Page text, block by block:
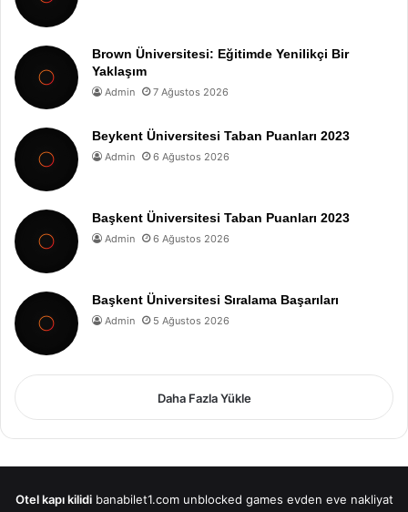
Brown Üniversitesi: Eğitimde Yenilikçi Bir
Yaklaşım
Admin 7 Ağustos 2026
Beykent Üniversitesi Taban Puanları 2023
Admin 6 Ağustos 2026
Başkent Üniversitesi Taban Puanları 2023
Admin 6 Ağustos 2026
Başkent Üniversitesi Sıralama Başarıları
Admin 5 Ağustos 2026
Daha Fazla Yükle
Otel kapı kilidi banabilet1.com unblocked games evden eve nakliyat